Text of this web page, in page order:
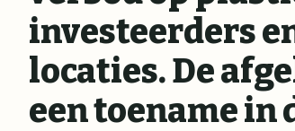
investeerders
locaties. De
een toename